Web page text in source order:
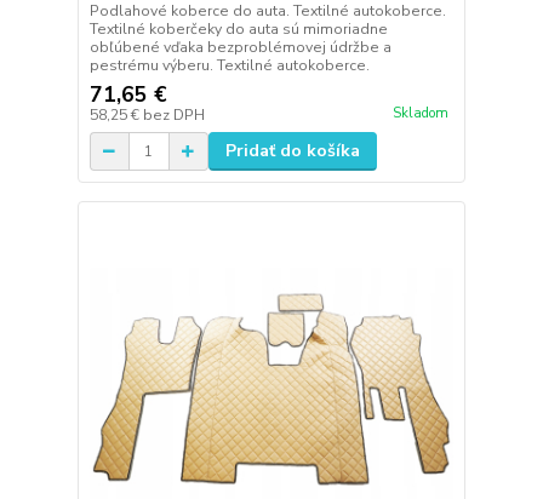
Podlahové koberce do auta. Textilné autokoberce.
Textilné koberčeky do auta sú mimoriadne
obľúbené vďaka bezproblémovej údržbe a
pestrému výberu. Textilné autokoberce.
71,65 €
58,25 € bez DPH Skladom
Pridať do košíka